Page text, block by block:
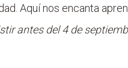
Aquí nos encanta
antes del 4 de